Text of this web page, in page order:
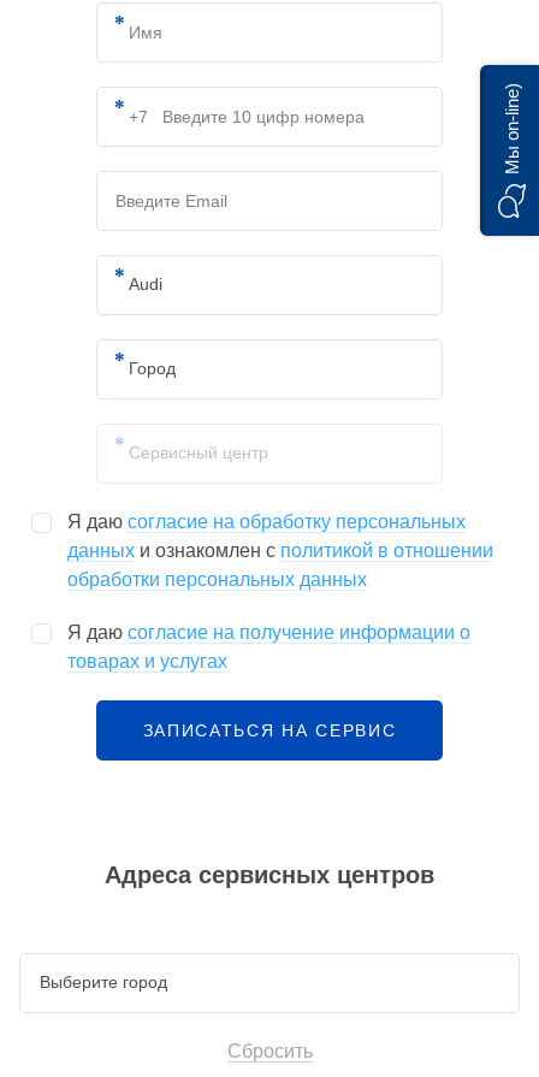
Я даю согласие на обработку персональных
данных и ознакомлен с политикой в отношении
обработки персональных данных
Я даю согласие на получение информации о
товарах и услугах
ЗАПИСАТЬСЯ НА СЕРВИС
Адреса сервисных центров
Сбросить
Мы on-line)